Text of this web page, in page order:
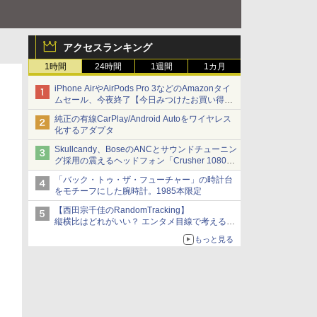
アクセスランキング
1時間 24時間 1週間 1カ月
iPhone AirやAirPods Pro 3などのAmazonタイ
ムセール、今夜終了【今日みつけたお買い得
品】
純正の有線CarPlay/Android Autoをワイヤレス
化するアダプタ
Skullcandy、BoseのANCとサウンドチューニン
グ採用の震えるヘッドフォン「Crusher 1080
ANC」
「バック・トゥ・ザ・フューチャー」の時計台
をモチーフにした腕時計。1985本限定
【西田宗千佳のRandomTracking】
縦横比はどれがいい？ エンタメ目線で考える、
もっと見る